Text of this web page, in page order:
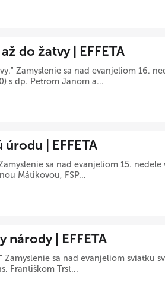
do žatvy | EFFETA
Zamyslenie sa nad evanjeliom 16.
s dp. Petrom Janom a...
| EFFETA
sa nad evanjeliom 15.
Mátikovou, FSP...
národy | EFFETA
sa nad evanjeliom sviatku
Františkom Trst...